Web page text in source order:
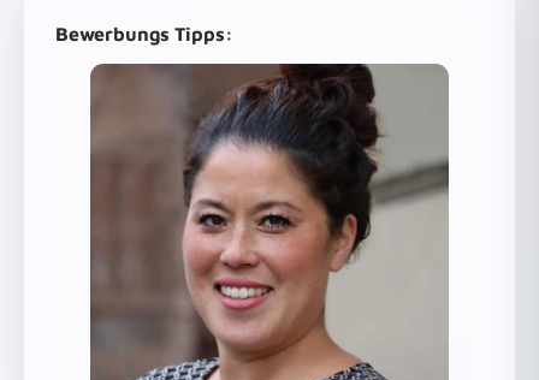
Bewerbungs Tipps: